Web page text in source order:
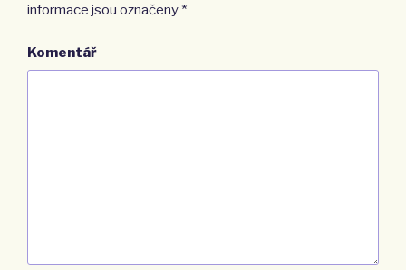
informace jsou označeny *
Komentář